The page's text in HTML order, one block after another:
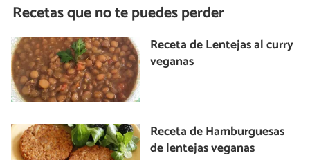
Recetas que no te puedes perder
Receta de Lentejas al curry
veganas
Receta de Hamburguesas
de lentejas veganas